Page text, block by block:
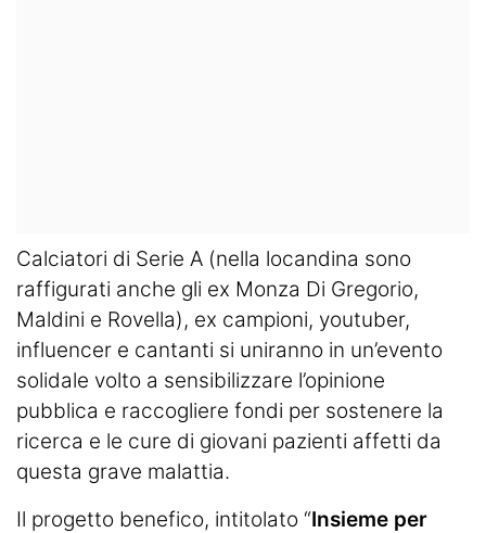
Calciatori di Serie A (nella locandina sono
raffigurati anche gli ex Monza Di Gregorio,
Maldini e Rovella), ex campioni, youtuber,
influencer e cantanti si uniranno in un’evento
solidale volto a sensibilizzare l’opinione
pubblica e raccogliere fondi per sostenere la
ricerca e le cure di giovani pazienti affetti da
questa grave malattia.
Il progetto benefico, intitolato “Insieme per